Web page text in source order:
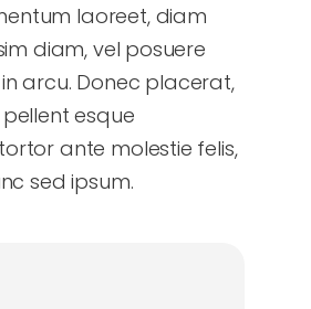
laoreet, diam
diam, vel posuere
arcu. Donec placerat,
esque
ante molestie felis,
sed ipsum.